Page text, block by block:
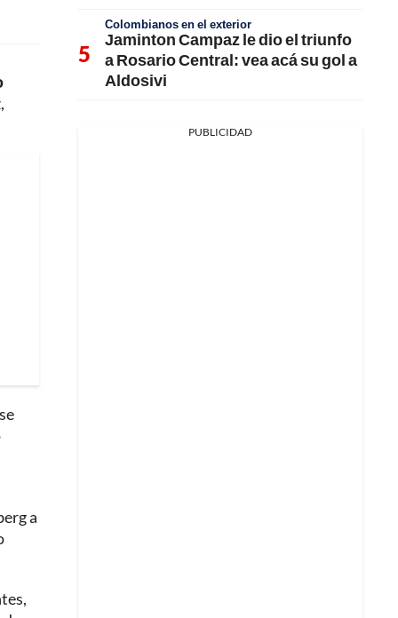
a
Colombianos en el exterior
Jaminton Campaz le dio el triunfo
a Rosario Central: vea acá su gol a
Aldosivi
PUBLICIDAD